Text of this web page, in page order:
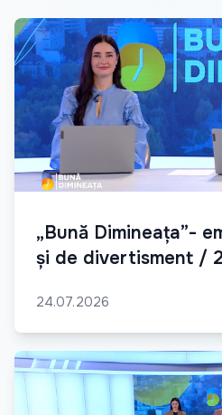
„Bună Dimineața”-
și de divertisment /
24.07.2026